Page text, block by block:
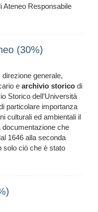
Ateneo Responsabile
(30%)
direzione generale,
e archivio storico di
Storico dell’Università
particolare importanza
culturali ed ambientali il
che
1646 alla seconda
solo ciò che è stato